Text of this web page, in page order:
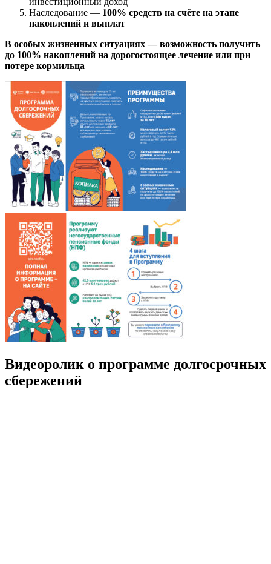
Наследование — 100% средств на счёте на этапе
накоплений и выплат
В особых жизненных ситуациях —возможность получить
до 100% накоплений на дорогостоящее лечение или при
потере кормильца
Видеоролик о программе долгосрочных
сбережений